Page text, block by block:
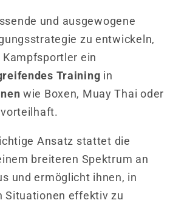
und ausgewogene
zu entwickeln,
ein
Training in
wie Boxen, Muay Thai oder
Ansatz stattet die
breiteren Spektrum an
und ermöglicht ihnen, in
Situationen effektiv zu